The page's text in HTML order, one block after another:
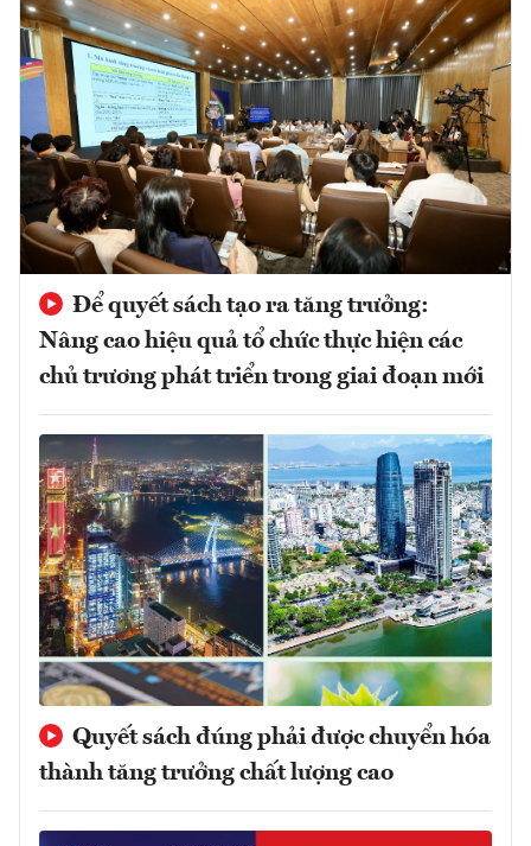
Để quyết sách tạo ra tăng trưởng:
Nâng cao hiệu quả tổ chức thực hiện các
chủ trương phát triển trong giai đoạn mới
Quyết sách đúng phải được chuyển hóa
thành tăng trưởng chất lượng cao